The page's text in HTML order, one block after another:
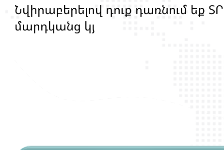
Նվիրաբերելով դոք դառնոմ եք ՏՐ
մարդկանց կյ